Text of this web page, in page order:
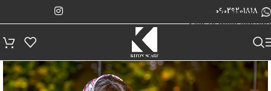
Skip to navigation
Skip to main content
09029201818